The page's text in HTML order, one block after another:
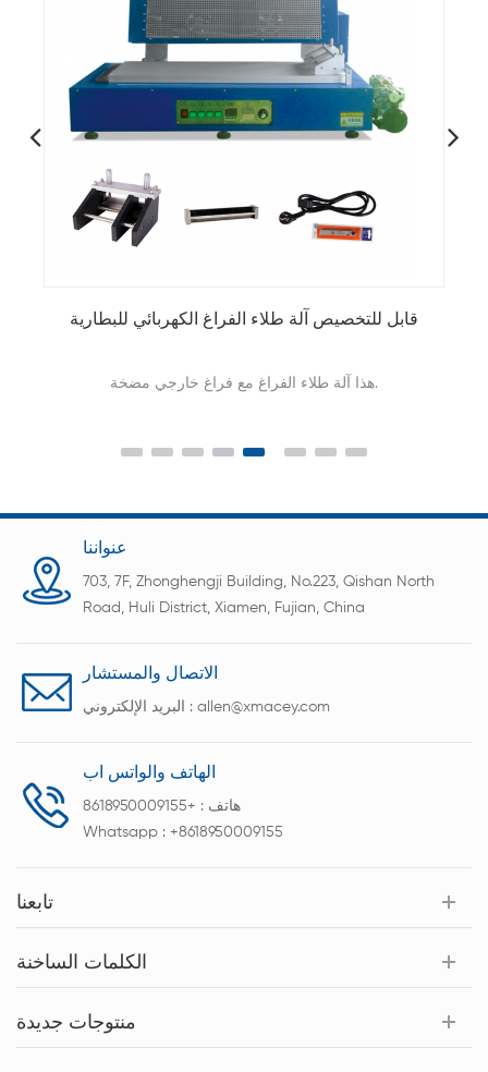
قابل للتخصيص آلة طلاء الفراغ الكهربائي للبطارية
هذا آلة طلاء الفراغ مع فراغ خارجي مضخة.
عنواننا
703, 7F, Zhonghengji Building, No.223, Qishan North
Road, Huli District, Xiamen, Fujian, China
الاتصال والمستشار
البريد الإلكتروني : allen@xmacey.com
الهاتف والواتس اب
هاتف : +8618950009155
Whatsapp : +8618950009155
تابعنا
الكلمات الساخنة
منتوجات جديدة